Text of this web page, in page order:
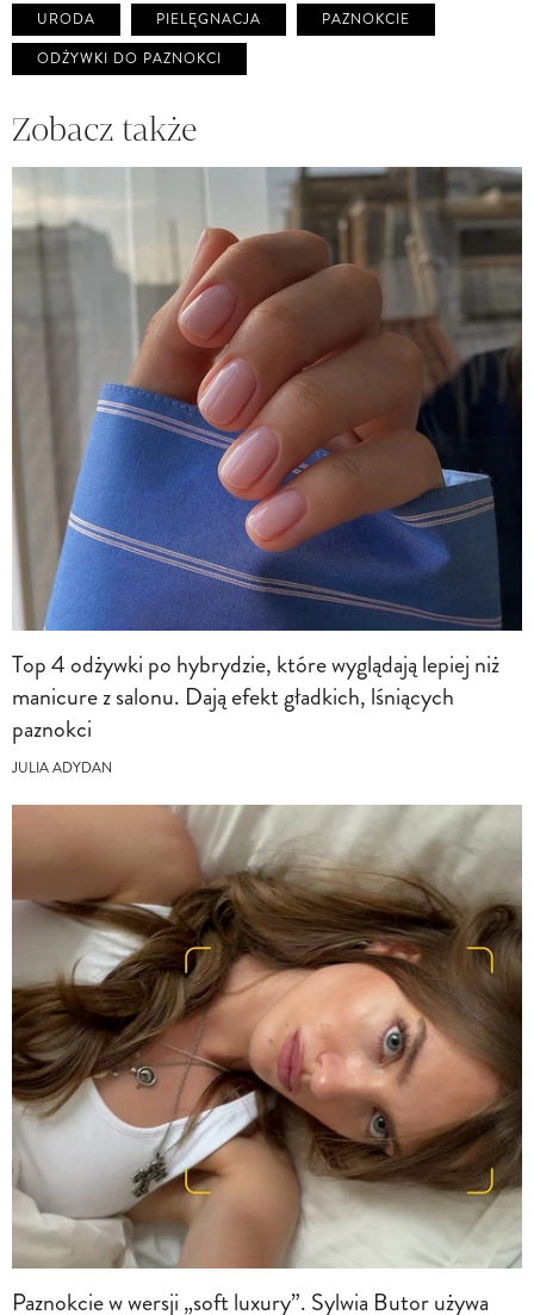
URODA PIELĘGNACJA
PAZNOKCIE
ODŻYWKI DO PAZNOKCI
Zobacz także
Top 4 odżywki po hybrydzie, które wyglądają lepiej niż
manicure z salonu. Dają efekt gładkich, lśniących
paznokci
JULIA ADYDAN
Paznokcie w wersji „soft luxury”. Sylwia Butor używa